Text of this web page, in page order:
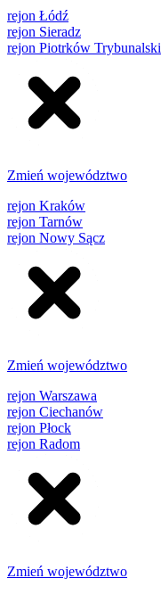
rejon Łódź
rejon Sieradz
rejon Piotrków Trybunalski
Zmień województwo
rejon Kraków
rejon Tarnów
rejon Nowy Sącz
Zmień województwo
rejon Warszawa
rejon Ciechanów
rejon Płock
rejon Radom
Zmień województwo